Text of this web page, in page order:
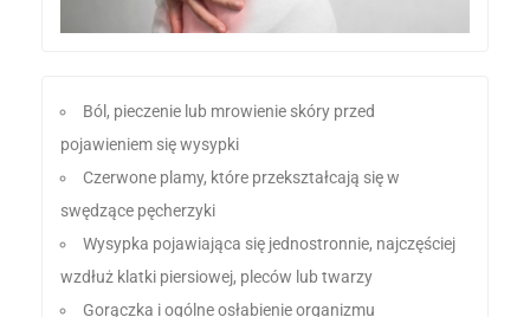
Ból, pieczenie lub mrowienie skóry przed
pojawieniem się wysypki
Czerwone plamy, które przekształcają się w
swędzące pęcherzyki
Wysypka pojawiająca się jednostronnie, najczęściej
wzdłuż klatki piersiowej, pleców lub twarzy
Gorączka i ogólne osłabienie organizmu